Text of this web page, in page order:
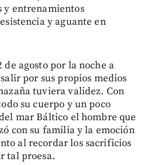
y entrenamientos
y aguante en
agosto por la noche a
por sus propios medios
tuviera validez. Con
su cuerpo y un poco
mar Báltico el hombre que
con su familia y la emoción
al recordar los sacrificios
tal proesa.